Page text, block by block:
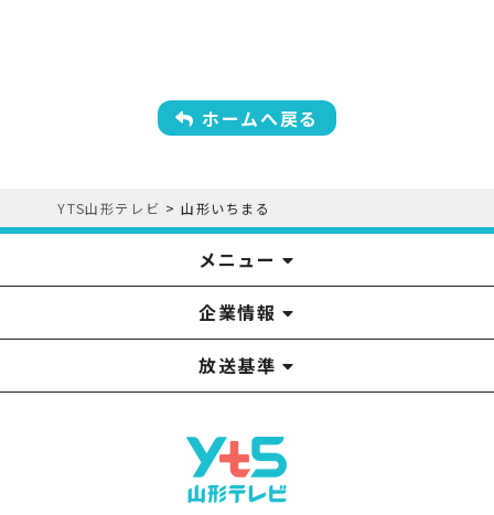
ホームへ戻る
YTS山形テレビ >山形いちまる
メニュー
YTSニュース
番組
アナウンサー
プレゼント
イベント
みるるん星人
YTS見学ツアー
番組表
お問い合わせ
企業情報
企業情報
役員構成
YTS山形テレビ SDGs 宣言
採用情報
山形テレビ人権方針
山形テレビ国民保護業務計画提出文
個人情報基本方針
情報セキュリティ基本方針
視聴データの取扱いについて
系列局一覧
中継局一覧
放送基準